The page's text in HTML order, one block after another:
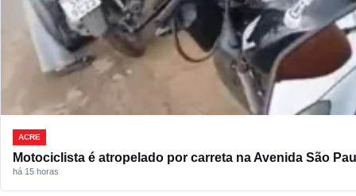
ACRE
Motociclista é atropelado por carreta na Avenida São
há 15 horas